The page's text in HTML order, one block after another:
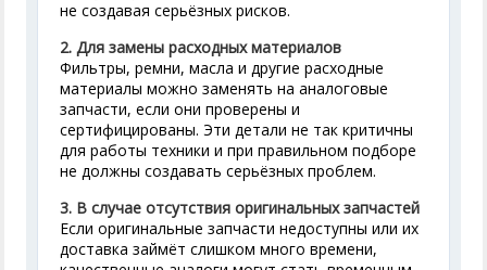
не создавая серьёзных рисков.
2.Для замены расходных материалов
Фильтры, ремни, масла и другие расходные
материалы можно заменять на аналоговые
запчасти, если они проверены и
сертифицированы. Эти детали не так критичны
для работы техники и при правильном подборе
не должны создавать серьёзных проблем.
3. В случае отсутствия оригинальных запчастей
Если оригинальные запчасти недоступны или их
доставка займёт слишком много времени,